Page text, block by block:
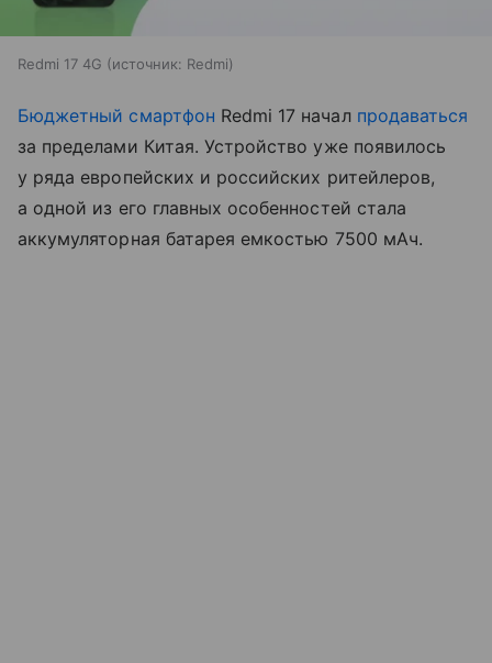
Redmi 17 4G источник: Redmi
Бюджетный смартфон Redmi 17 начал продаваться
за пределами Китая. Устройство уже появилось
у ряда европейских и российских ритейлеров,
а одной из его главных особенностей стала
аккумуляторная батарея емкостью 7500 мАч.